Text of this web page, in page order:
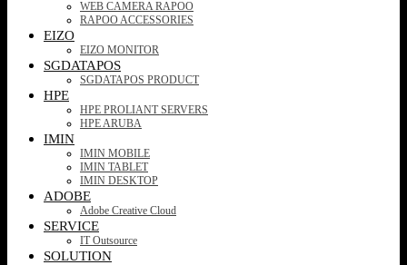
WEB CAMERA RAPOO
RAPOO ACCESSORIES
EIZO
EIZO MONITOR
SGDATAPOS
SGDATAPOS PRODUCT
HPE
HPE PROLIANT SERVERS
HPE ARUBA
IMIN
IMIN MOBILE
IMIN TABLET
IMIN DESKTOP
ADOBE
Adobe Creative Cloud
SERVICE
IT Outsource
SOLUTION